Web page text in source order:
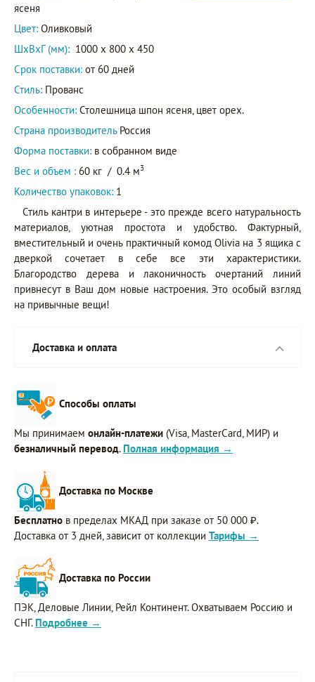
ясеня
Цвет: Оливковый
ШxВxГ (мм): 1000 x 800 x 450
Срок поставки: от 60 дней
Стиль: Прованс
Особенности: Столешница шпон ясеня, цвет орех.
Страна производитель Россия
Форма поставки: в собранном виде
Вес и объем : 60 кг / 0.4 м3
Количество упаковок: 1
Стиль кантри в интерьере - это прежде всего натуральность
материалов, уютная простота и удобство. Фактурный,
вместительный и очень практичный комод Olivia на 3 ящика с
дверкой сочетает в себе все эти характеристики.
Благородство дерева и лаконичность очертаний линий
привнесут в Ваш дом новые настроения. Это особый взгляд
на привычные вещи!
Доставка и оплата
Способы оплаты
Мы принимаем онлайн-платежи (Visa, MasterCard, МИР) и
безналичный перевод. Полная информация →
Доставка по Москве
Бесплатно в пределах МКАД при заказе от 50 000 ₽.
Доставка от 3 дней, зависит от коллекции Тарифы →
Доставка по России
ПЭК, Деловые Линии, Рейл Континент. Охватываем Россию и
СНГ. Подробнее →